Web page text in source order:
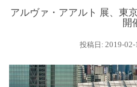
アルヴァ・アアルト 展、東
開
投稿日: 2019-02-